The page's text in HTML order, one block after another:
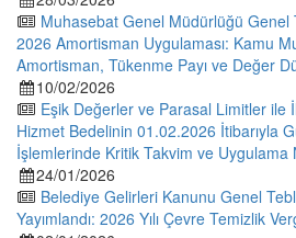
Muhasebat Genel Müdürlüğü Genel
2026 Amortisman Uygulaması: Kamu
Amortisman, Tükenme Payı ve Değer
10/02/2026
Eşik Değerler ve Parasal Limitler ile
Hizmet Bedelinin 01.02.2026 İtibarıyla
İşlemlerinde Kritik Takvim ve Uygulama
24/01/2026
Belediye Gelirleri Kanunu Genel
Yayımlandı: 2026 Yılı Çevre Temizlik